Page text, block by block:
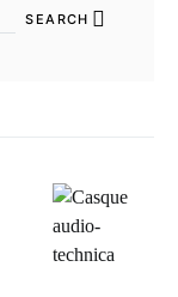
SEARCH